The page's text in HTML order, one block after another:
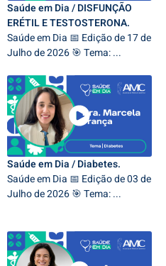
Saúde em Dia / DISFUNÇÃO
ERÉTIL E TESTOSTERONA.
Saúde em Dia 📅 Edição de 17 de
Julho de 2026 🎯 Tema: ...
Saúde em Dia / Diabetes.
Saúde em Dia 📅 Edição de 03 de
Julho de 2026 🎯 Tema: ...